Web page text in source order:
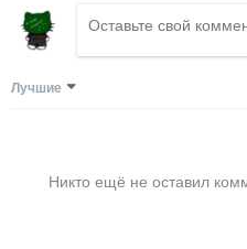
Лучшие
Никто ещё не оставил